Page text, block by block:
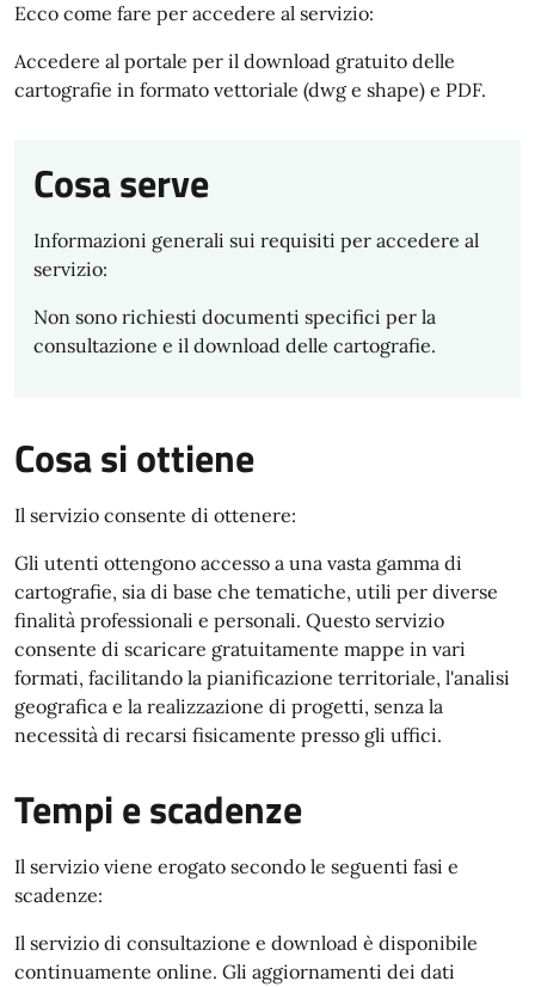
Ecco come fare per accedere al servizio:
Accedere al portale per il download gratuito delle
cartografie in formato vettoriale (dwg e shape) e PDF.
Cosa serve
Informazioni generali sui requisiti per accedere al
servizio:
Non sono richiesti documenti specifici per la
consultazione e il download delle cartografie.
Cosa si ottiene
Il servizio consente di ottenere:
Gli utenti ottengono accesso a una vasta gamma di
cartografie, sia di base che tematiche, utili per diverse
finalità professionali e personali. Questo servizio
consente di scaricare gratuitamente mappe in vari
formati, facilitando la pianificazione territoriale, l'analisi
geografica e la realizzazione di progetti, senza la
necessità di recarsi fisicamente presso gli uffici.
Tempi e scadenze
Il servizio viene erogato secondo le seguenti fasi e
scadenze:
Il servizio di consultazione e download è disponibile
continuamente online. Gli aggiornamenti dei dati